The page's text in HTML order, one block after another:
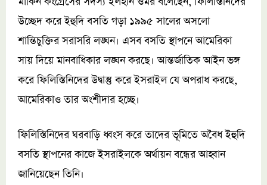
উচ্ছেদ করে ইহুদি বসতি গড়া ১৯৯৫ সালের অসলো
শান্তিচুক্তির সরাসরি লঙ্ঘন। এসব বসতি স্থাপনে আমেরিকা
সায় দিয়ে মানবাধিকার লঙ্ঘন করছে। আন্তর্জাতিক আইন ভঙ্গ
করে ফিলিস্তিনিদের উদ্বাস্তু করে ইসরাইল যে অপরাধ করছে,
আমেরিকাও তার অংশীদার হচ্ছে।
ফিলিস্তিনিদের ঘরবাড়ি ধ্বংস করে তাদের ভূমিতে অবৈধ ইহুদি
বসতি স্থাপনের কাজে ইসরাইলকে অর্থায়ন বন্ধের আহ্বান
জানিয়েছেন তিনি।